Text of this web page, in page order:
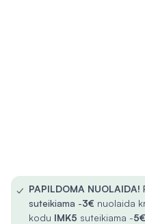
✓ PAPILDOMA NUOLAIDA!
suteikiama -3€ nuolaida
kodu IMK5 suteikiama -5€